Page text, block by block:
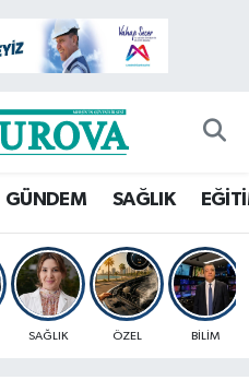
GÜNDEM SAĞLIK
SAĞLIK ÖZEL BİLİM
Haritası
ve Fikstür